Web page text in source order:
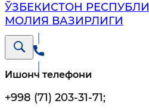
ЎЗБЕКИСТОН
МОЛИЯ ВАЗИРЛИГИ
Ишонч телефони
+998 (71) 203-31-71;